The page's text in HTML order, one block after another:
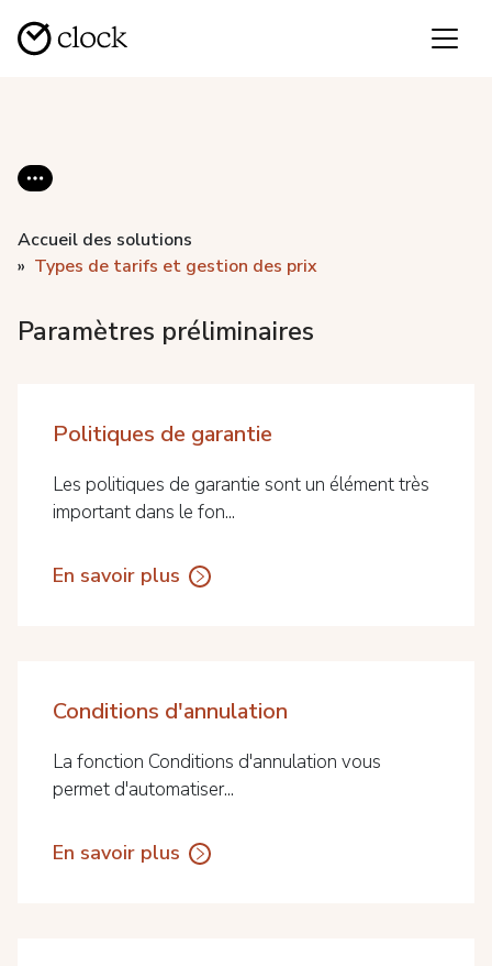
Accueil des solutions
Types de tarifs et gestion des prix
Paramètres préliminaires
Politiques de garantie
Les politiques de garantie sont un élément très
important dans le fon...
En savoir plus
Conditions d'annulation
La fonction Conditions d'annulation vous
permet d'automatiser...
En savoir plus